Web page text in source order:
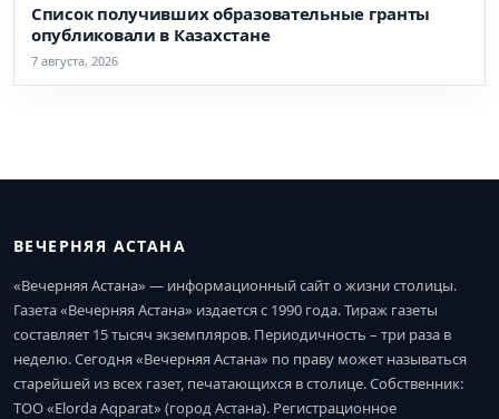
Список получивших образовательные гранты
опубликовали в Казахстане
7 августа, 2026
ВЕЧЕРНЯЯ АСТАНА
«Вечерняя Астана» — информационный сайт о жизни столицы.
Газета «Вечерняя Астана» издается с 1990 года. Тираж газеты
составляет 15 тысяч экземпляров. Периодичность – три раза в
неделю. Сегодня «Вечерняя Астана» по праву может называться
старейшей из всех газет, печатающихся в столице. Собственник:
ТОО «Elorda Aqparat» (город Астана). Регистрационное